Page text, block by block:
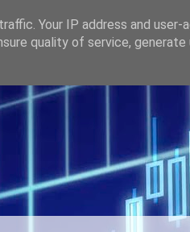
Your IP address and user-
quality of service, generate